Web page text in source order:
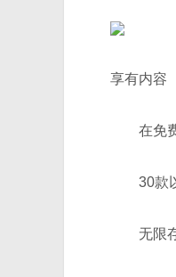
享有内容
在免费
30款以
无限存